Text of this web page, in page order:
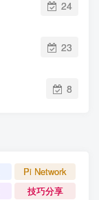
24
23
8
Pi Network
技巧分享